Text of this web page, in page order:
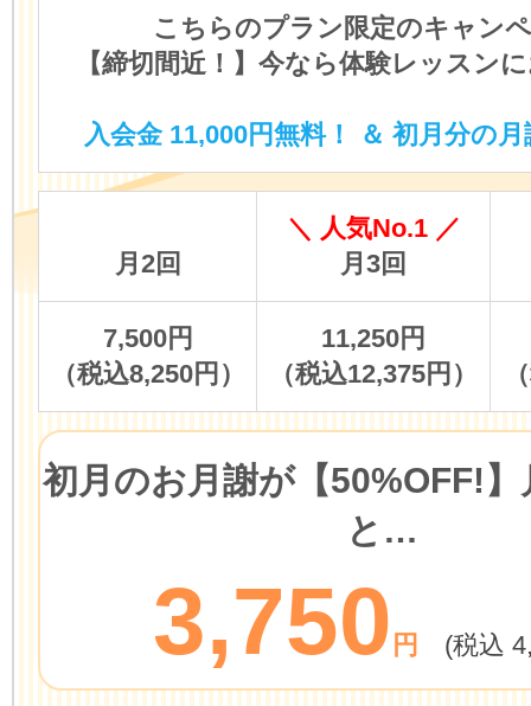
こちらのプラン限定のキャン
【締切間近！】今なら体験レッスン
入会金 11,000円無料！ ＆ 初月分の
月2回
＼ 人気No.1 ／
月3回
7,500円
（税込8,250円）
11,250円
（税込12,375円）
初月のお月謝が【50%OFF!】
と…
3,750 円 (税込